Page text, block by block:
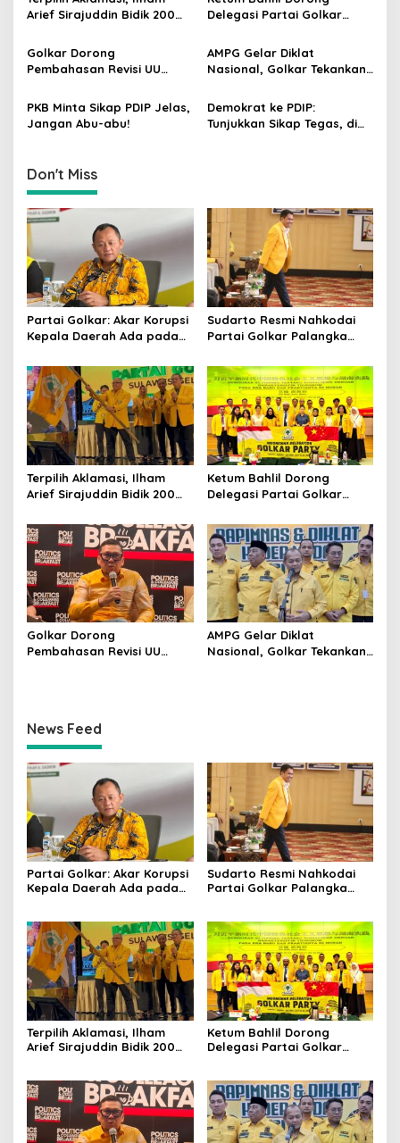
a
i
n
Dipercaya Rakyat
Arief Sirajuddin Bidik 200
Pemilu 2029
Delegasi Partai Golkar
Ngabalin Belajar Hilirisasi
Hingga Industrialisasi dari
Golkar Dorong
Pembahasan Revisi UU
Kajian Putusan MK Sudah
Tuntas
AMPG Gelar Diklat
Nasional, Golkar Tekankan
Tantangan Zaman
PKB Minta Sikap PDIP Jelas,
Jangan Abu-abu!
Demokrat ke PDIP:
Tunjukkan Sikap Tegas, di
Don't Miss
Partai Golkar: Akar Korupsi
Kepala Daerah Ada pada
Pilkada
Sudarto Resmi Nahkodai
Partai Golkar Palangka
Semakin Solid dan
Dipercaya Rakyat
Terpilih Aklamasi, Ilham
Arief Sirajuddin Bidik 200
Pemilu 2029
Ketum Bahlil Dorong
Delegasi Partai Golkar
Ngabalin Belajar Hilirisasi
Hingga Industrialisasi dari
China
Golkar Dorong
Pembahasan Revisi UU
AMPG Gelar Diklat
Nasional, Golkar Tekankan
News Feed
Partai Golkar: Akar Korupsi
Kepala Daerah Ada pada
Sudarto Resmi Nahkodai
Partai Golkar Palangka
Dipercaya Rakyat
Terpilih Aklamasi, Ilham
Arief Sirajuddin Bidik 200
Ketum Bahlil Dorong
Delegasi Partai Golkar
Hingga Industrialisasi dari
China